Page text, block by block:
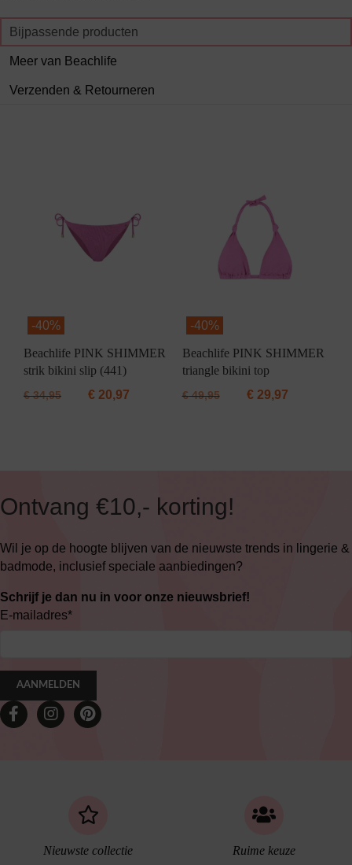
Bijpassende producten
Meer van Beachlife
Verzenden & Retourneren
-40%
Beachlife PINK SHIMMER
strik bikini slip (441)
€34,95 € 20,97
-40%
Beachlife PINK SHIMMER
triangle bikini top
€49,95 €29,97
Ontvang €10,- korting!
Wil je op de hoogte blijven van de nieuwste trends in lingerie &
badmode, inclusief speciale aanbiedingen?
Schrijf je dan nu in voor onze nieuwsbrief!
E-mailadres*
AANMELDEN
Nieuwste collectie Ruime keuze